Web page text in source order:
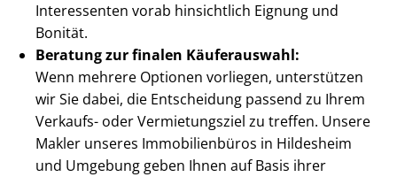
Interessenten vorab hinsichtlich Eignung und
Bonität.
Beratung zur finalen Käuferauswahl:
Wenn mehrere Optionen vorliegen, unterstützen
wir Sie dabei, die Entscheidung passend zu Ihrem
Verkaufs- oder Vermietungsziel zu treffen. Unsere
Makler unseres Immobilienbüros in Hildesheim
und Umgebung geben Ihnen auf Basis ihrer